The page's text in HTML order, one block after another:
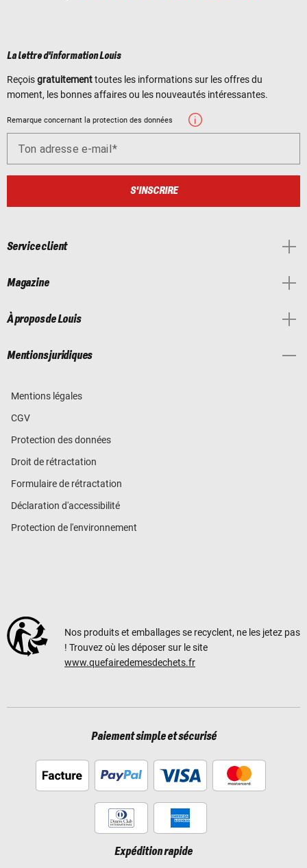
La lettre d'information Louis
Reçoisgratuitementtoutes les informations sur les offres du
moment, les bonnes affaires ou les nouveautés intéressantes.
Remarque concernant la protection des données
Ton adresse e-mail
S'INSCRIRE
Service client
Magazine
À propos de Louis
Mentions juridiques
Mentions légales
CGV
Protection des données
Droit de rétractation
Formulaire de rétractation
Déclaration d'accessibilité
Protection de l'environnement
Nos produits et emballages se recyclent, ne les jetez pas
! Trouvez où les déposer sur le site
www.quefairedemesdechets.fr
Paiement simple et sécurisé
Expédition rapide